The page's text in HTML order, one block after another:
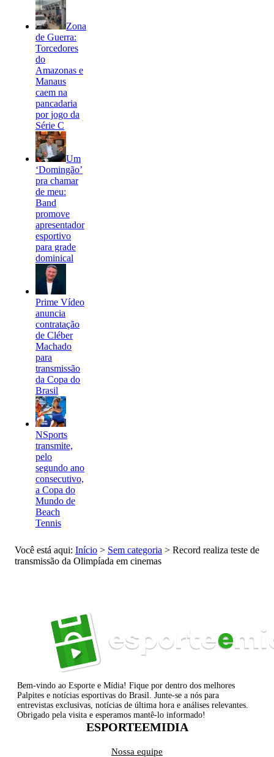
Zona
de Guerra:
Torcedores
do
Amazonas e
Manaus
caem na
pancadaria
por jogo da
Série C
Um
‘Domingão’
pra chamar
de meu:
Band
promove
apresentador
esportivo
para grade
dominical
Prime Vídeo
anuncia
contratação
de Cléber
Machado
para
transmissão
da Copa do
Brasil
NSports
transmite,
pelo
segundo ano
consecutivo,
a Copa do
Mundo de
Beach
Tennis
Você está aqui: Início > Sem categoria > Record realiza teste de
transmissão da Olimpíada em cinemas
Bem-vindo ao Esporte e Mídia! Fique por dentro dos melhores
Palpites e notícias esportivas do Brasil. Junte-se a nós para
entrevistas exclusivas, notícias de última hora e análises relevantes.
Obrigado pela visita e esperamos mantê-lo informado!
ESPORTEEMIDIA
Nossa equipe